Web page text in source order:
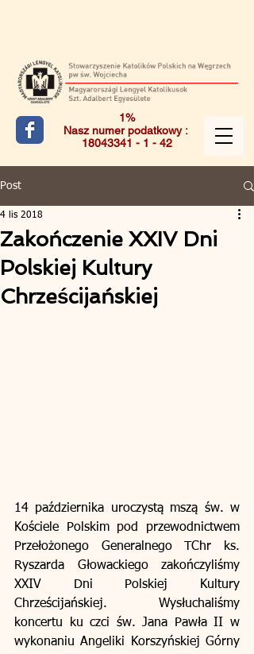
1%
Nasz numer podatkowy :
18043341 - 1 - 42
Post
Zakończenie XXIV Dni
Polskiej Kultury
Chrześcijańskiej
4 lis 2018
14 października uroczystą mszą św. w
Kościele Polskim pod przewodnictwem
Przełożonego Generalnego TChr ks.
Ryszarda Głowackiego zakończyliśmy
XXIV Dni Polskiej Kultury
Chrześcijańskiej.  Wysłuchaliśmy
koncertu ku czci św. Jana Pawła II w
wykonaniu Angeliki Korszyńskiej Górny